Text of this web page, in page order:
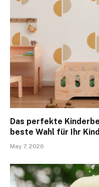
Das perfekte
beste Wahl für Ihr
May 7, 2026